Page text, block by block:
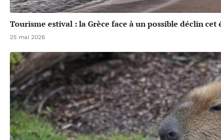
Tourisme estival : la Grèce face à un possible déclin cet
25 mai 2026